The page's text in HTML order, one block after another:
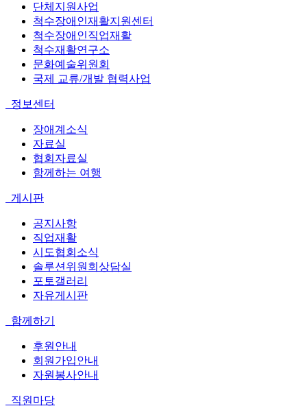
단체지원사업
척수장애인재활지원센터
척수장애인직업재활
척수재활연구소
문화예술위원회
국제 교류/개발 협력사업
정보센터
장애계소식
자료실
협회자료실
함께하는 여행
게시판
공지사항
직업재활
시도협회소식
솔루션위원회상담실
포토갤러리
자유게시판
함께하기
후원안내
회원가입안내
자원봉사안내
직원마당